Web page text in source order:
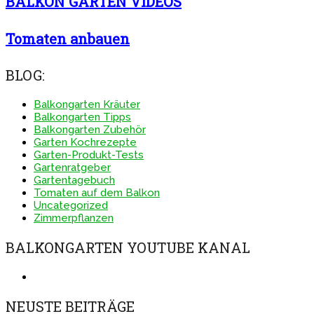
Tomaten anbauen
BLOG:
Balkongarten Kräuter
Balkongarten Tipps
Balkongarten Zubehör
Garten Kochrezepte
Garten-Produkt-Tests
Gartenratgeber
Gartentagebuch
Tomaten auf dem Balkon
Uncategorized
Zimmerpflanzen
BALKONGARTEN YOUTUBE KANAL
NEUSTE BEITRÄGE